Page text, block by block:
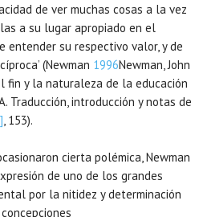
de ver muchas cosas a la vez
a su lugar apropiado en el
entender su respectivo valor, y de
(Newman 1996Newman,John
fin y la naturaleza de la educación
. Traducción, introducción y notas de
, 153).
cierta polémica, Newman
de uno de los grandes
por la nitidez y determinación